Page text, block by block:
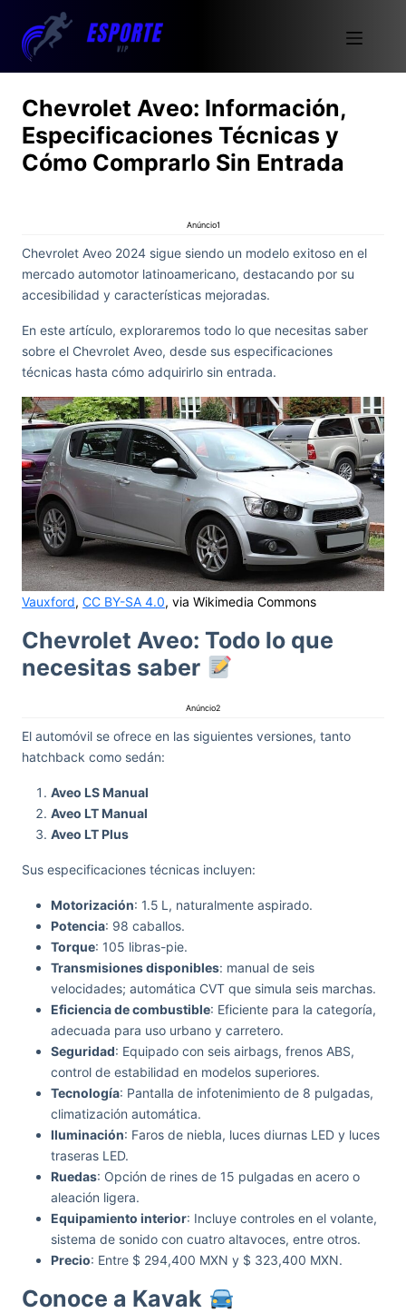
Chevrolet Aveo: Información,
Especificaciones Técnicas y
Cómo Comprarlo Sin Entrada
Anúncio1
Chevrolet Aveo 2024 sigue siendo un modelo exitoso en el
mercado automotor latinoamericano, destacando por su
accesibilidad y características mejoradas.
En este artículo, exploraremos todo lo que necesitas saber
sobre el Chevrolet Aveo, desde sus especificaciones
técnicas hasta cómo adquirirlo sin entrada.
Vauxford, CC BY-SA 4.0, via Wikimedia Commons
Chevrolet Aveo: Todo lo que
necesitas saber
Anúncio2
El automóvil se ofrece en las siguientes versiones, tanto
hatchback como sedán:
Aveo LS Manual
Aveo LT Manual
Aveo LT Plus
Sus especificaciones técnicas incluyen:
Motorización: 1.5 L, naturalmente aspirado.
Potencia: 98 caballos.
Torque: 105 libras-pie.
Transmisiones disponibles: manual de seis
velocidades; automática CVT que simula seis marchas.
Eficiencia de combustible: Eficiente para la categoría,
adecuada para uso urbano y carretero.
Seguridad: Equipado con seis airbags, frenos ABS,
control de estabilidad en modelos superiores.
Tecnología: Pantalla de infotenimiento de 8 pulgadas,
climatización automática.
Iluminación: Faros de niebla, luces diurnas LED y luces
traseras LED.
Ruedas: Opción de rines de 15 pulgadas en acero o
aleación ligera.
Equipamiento interior: Incluye controles en el volante,
sistema de sonido con cuatro altavoces, entre otros.
Precio: Entre $ 294,400 MXN y $ 323,400 MXN.
Conoce a Kavak